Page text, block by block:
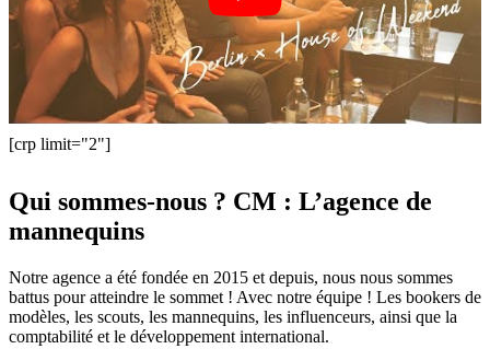
[crp limit="2"]
Qui sommes-nous ? CM : L’agence de
mannequins
Notre agence a été fondée en 2015 et depuis, nous nous sommes
battus pour atteindre le sommet ! Avec notre équipe ! Les bookers de
modèles, les scouts, les mannequins, les influenceurs, ainsi que la
comptabilité et le développement international.